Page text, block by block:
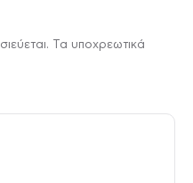
Τα υποχρεωτικά